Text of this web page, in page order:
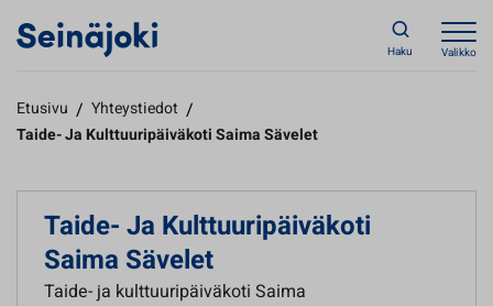
Haku Valikko
Etusivu / Yhteystiedot /
Taide- Ja Kulttuuripäiväkoti Saima Sävelet
Taide- Ja Kulttuuripäiväkoti
Saima Sävelet
Taide- ja kulttuuripäiväkoti Saima